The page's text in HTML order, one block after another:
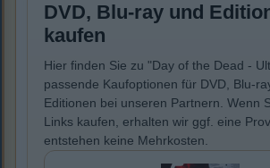
DVD, Blu-ray und
kaufen
Hier finden Sie zu "Day of the Dead -
passende Kaufoptionen für DVD, Blu-
Editionen bei unseren Partnern. Wenn
Links kaufen, erhalten wir ggf. eine
entstehen keine Mehrkosten.